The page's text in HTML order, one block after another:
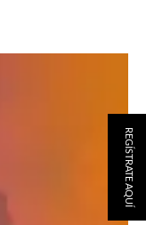
REGÍSTRATE AQUÍ